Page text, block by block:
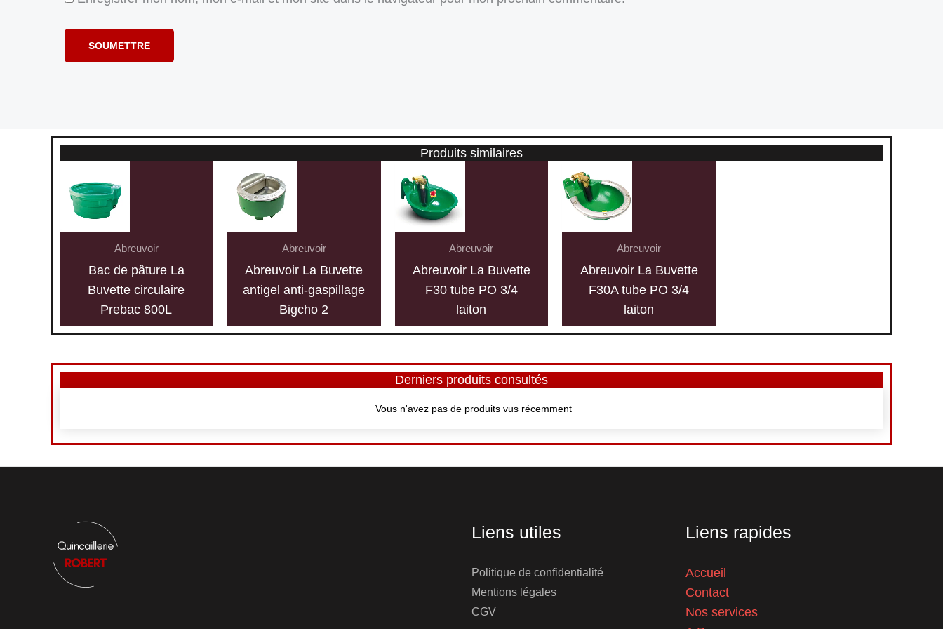
Produits similaires
Abreuvoir
Bac de pâture La
Buvette circulaire
Prebac 800L
Abreuvoir
Abreuvoir La Buvette
antigel anti-gaspillage
Bigcho 2
Abreuvoir
Abreuvoir La Buvette
F30 tube PO 3/4
laiton
Abreuvoir
Abreuvoir La Buvette
F30A tube PO 3/4
laiton
Derniers produits consultés
Vous n'avez pas de produits vus récemment
Liens utiles
Politique de confidentialité
Mentions légales
CGV
Liens rapides
Accueil
Contact
Nos services